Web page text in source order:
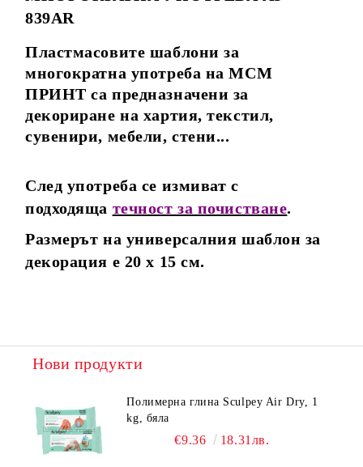
839AR
Пластмасовите шаблони за
многократна употреба на МСМ
ПРИНТ са предназначени за
декориране на хартия, текстил,
сувенири, мебели, стени...
След употреба се измиват с
подходяща течност за почистване.
Размерът на универсалния шаблон за
декорация е 20 х 15 см.
Нови продукти
Полимерна глина Sculpey Air Dry, 1
kg, бяла
€9.36 18.31лв.